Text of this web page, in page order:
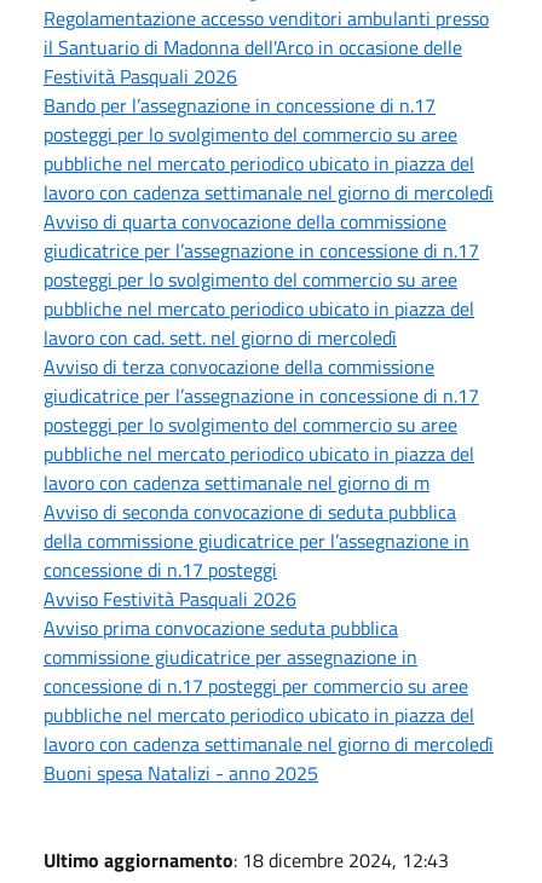
Regolamentazione accesso venditori ambulanti presso
il Santuario di Madonna dell'Arco in occasione delle
Festività Pasquali 2026
Bando per l’assegnazione in concessione di n.17
posteggi per lo svolgimento del commercio su aree
pubbliche nel mercato periodico ubicato in piazza del
lavoro con cadenza settimanale nel giorno di mercoledì
Avviso di quarta convocazione della commissione
giudicatrice per l’assegnazione in concessione di n.17
posteggi per lo svolgimento del commercio su aree
pubbliche nel mercato periodico ubicato in piazza del
lavoro con cad. sett. nel giorno di mercoledì
Avviso di terza convocazione della commissione
giudicatrice per l’assegnazione in concessione di n.17
posteggi per lo svolgimento del commercio su aree
pubbliche nel mercato periodico ubicato in piazza del
lavoro con cadenza settimanale nel giorno di m
Avviso di seconda convocazione di seduta pubblica
della commissione giudicatrice per l’assegnazione in
concessione di n.17 posteggi
Avviso Festività Pasquali 2026
Avviso prima convocazione seduta pubblica
commissione giudicatrice per assegnazione in
concessione di n.17 posteggi per commercio su aree
pubbliche nel mercato periodico ubicato in piazza del
lavoro con cadenza settimanale nel giorno di mercoledì
Buoni spesa Natalizi - anno 2025
Ultimo aggiornamento: 18 dicembre 2024, 12:43